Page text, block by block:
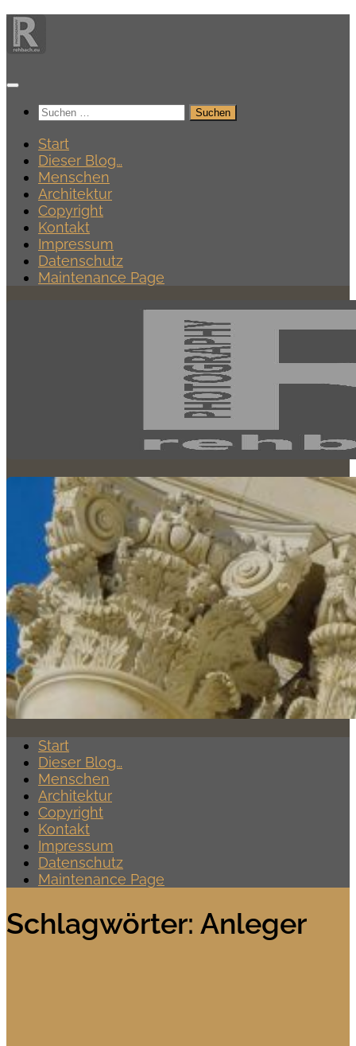
Zum
Inhalt
springen
Suchen
Start
Dieser Blog…
Menschen
Architektur
Copyright
Kontakt
Impressum
Datenschutz
Maintenance Page
Start
Dieser Blog…
Menschen
Architektur
Copyright
Kontakt
Impressum
Datenschutz
Maintenance Page
Schlagwörter: Anleger